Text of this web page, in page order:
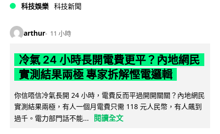
科技娛樂 科技新聞
arthur 11 小時
冷氣 24 小時長開電費更平？內地網民
實測結果兩極 專家拆解慳電邏輯
你信唔信冷氣長開 24 小時，電費反而平過開開關關？內地網民
實測結果兩極，有人一個月電費只需 118 元人民幣，有人飆到
過千。電力部門話不能...
閱讀全文